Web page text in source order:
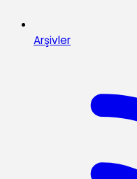
Arşivler